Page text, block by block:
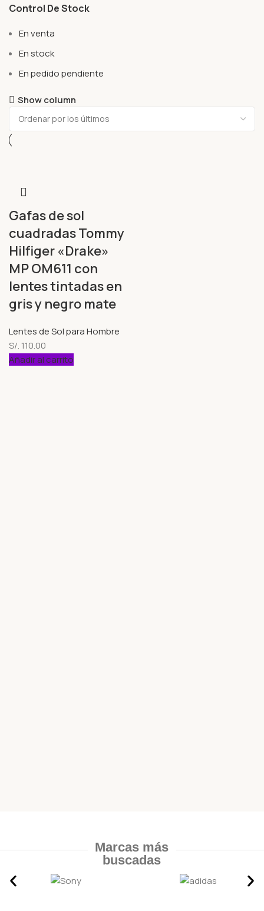
Control De Stock
En venta
En stock
En pedido pendiente
Show column
Gafas de sol
cuadradas Tommy
Hilfiger «Drake»
MP OM611 con
lentes tintadas en
gris y negro mate
Lentes de Sol para Hombre
S/. 110.00
Añadir al carrito
Marcas más
buscadas